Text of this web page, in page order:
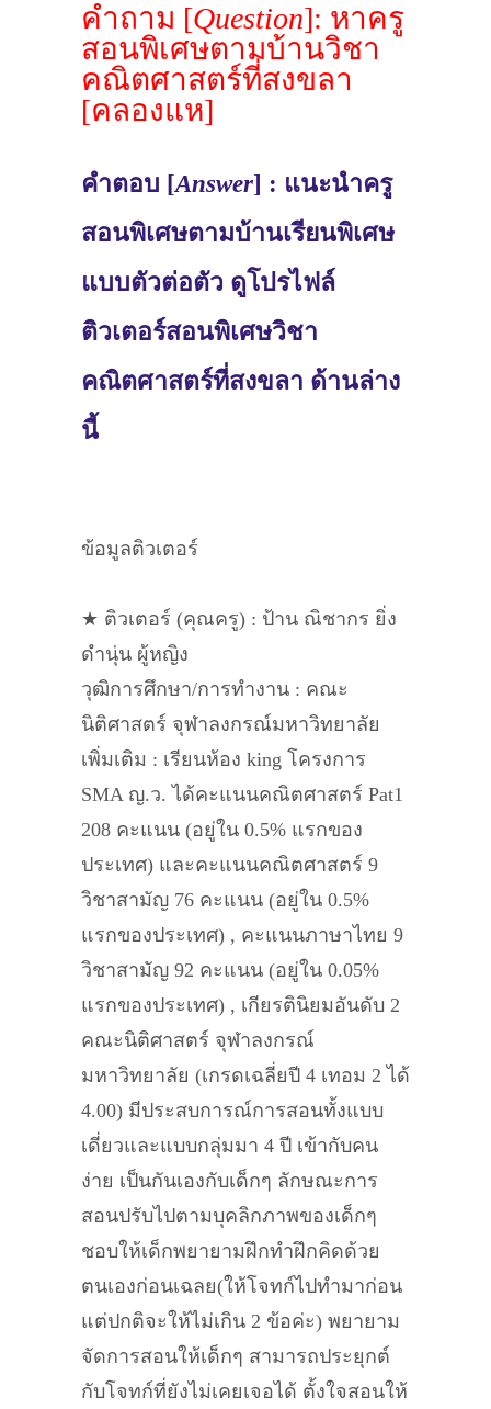
คำถาม [Question]: หาครู
สอนพิเศษตามบ้านวิชา
คณิตศาสตร์ที่สงขลา
[คลองแห]
คำตอบ [Answer] : แนะนำครู
สอนพิเศษตามบ้านเรียนพิเศษ
แบบตัวต่อตัว ดูโปรไฟล์
ติวเตอร์สอนพิเศษวิชา
คณิตศาสตร์ที่สงขลา ด้านล่าง
นี้
ข้อมูลติวเตอร์
★ ติวเตอร์ (คุณครู) : ป้าน ณิชากร ยิ่ง
ดำนุ่น ผู้หญิง
วุฒิการศึกษา/การทำงาน : คณะ
นิติศาสตร์ จุฬาลงกรณ์มหาวิทยาลัย
เพิ่มเติม : เรียนห้อง king โครงการ
SMA ญ.ว. ได้คะแนนคณิตศาสตร์ Pat1
208 คะแนน (อยู่ใน 0.5% แรกของ
ประเทศ) และคะแนนคณิตศาสตร์ 9
วิชาสามัญ 76 คะแนน (อยู่ใน 0.5%
แรกของประเทศ) , คะแนนภาษาไทย 9
วิชาสามัญ 92 คะแนน (อยู่ใน 0.05%
แรกของประเทศ) , เกียรตินิยมอันดับ 2
คณะนิติศาสตร์ จุฬาลงกรณ์
มหาวิทยาลัย (เกรดเฉลี่ยปี 4 เทอม 2 ได้
4.00) มีประสบการณ์การสอนทั้งแบบ
เดี่ยวและแบบกลุ่มมา 4 ปี เข้ากับคน
ง่าย เป็นกันเองกับเด็กๆ ลักษณะการ
สอนปรับไปตามบุคลิกภาพของเด็กๆ
ชอบให้เด็กพยายามฝึกทำฝึกคิดด้วย
ตนเองก่อนเฉลย(ให้โจทก์ไปทำมาก่อน
แต่ปกติจะให้ไม่เกิน 2 ข้อค่ะ) พยายาม
จัดการสอนให้เด็กๆ สามารถประยุกต์
กับโจทก์ที่ยังไม่เคยเจอได้ ตั้งใจสอนให้